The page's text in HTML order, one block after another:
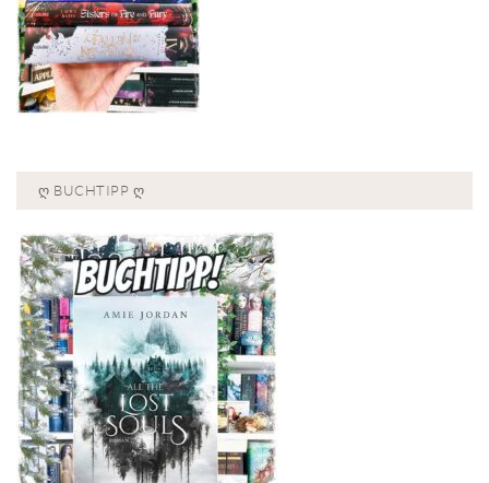
Ღ BUCHTIPP Ღ